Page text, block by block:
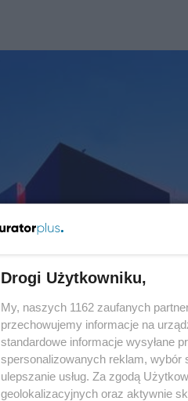
Drogi Użytkowniku,
My, naszych 1162 zaufanych
przechowujemy informacje na
standardowe informacje wysyłane
spersonalizowanych reklam, wybór
ulepszanie usług. Za zgodą
geolokalizacyjnych oraz aktywnie